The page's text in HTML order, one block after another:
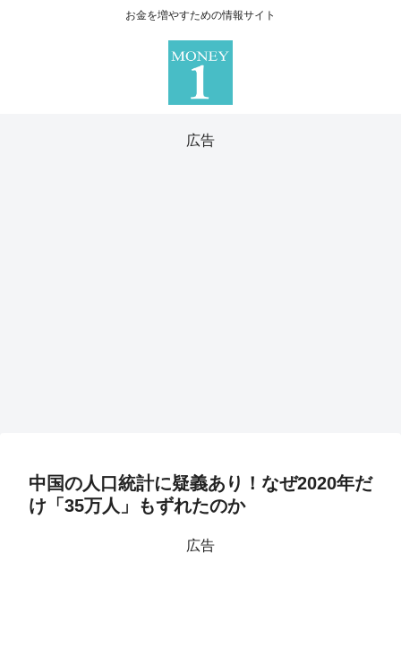
お金を増やすための情報サイト
広告
中国の人口統計に疑義あり！なぜ2020年だ
け「35万人」もずれたのか
広告